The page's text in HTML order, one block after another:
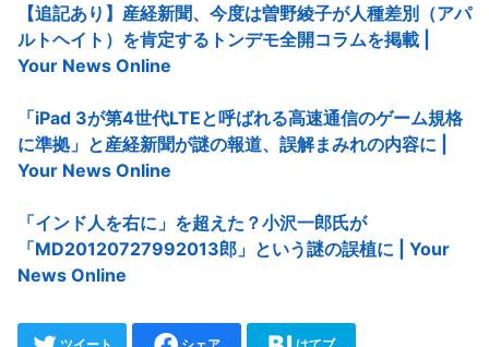
【追記あり】産経新聞、今度は曽野綾子が人種差別（アパ
ルトヘイト）を肯定するトンデモ全開コラムを掲載 |
Your News Online
「iPad 3が第4世代LTEと呼ばれる高速通信のゲーム規格
に準拠」と産経新聞が謎の報道、誤解まみれの内容に |
Your News Online
「インド人を右に」を超えた？小沢一郎氏が
「MD20120727992013郎」という謎の誤植に | Your
News Online